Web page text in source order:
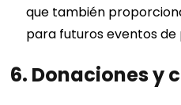
que también
para futuros eventos
6. Donaciones y